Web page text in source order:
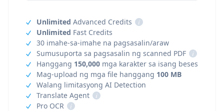
Unlimited Advanced Credits
i
Unlimited Fast Credits
30 imahe-sa-imahe na pagsasalin/araw
Sumusuporta sa pagsasalin ng scanned PDF
i
Hanggang 150,000 mga karakter sa isang beses
Mag-upload ng mga file hanggang 100 MB
Walang limitasyong AI Detection
Translate Agent
i
Pro OCR
i